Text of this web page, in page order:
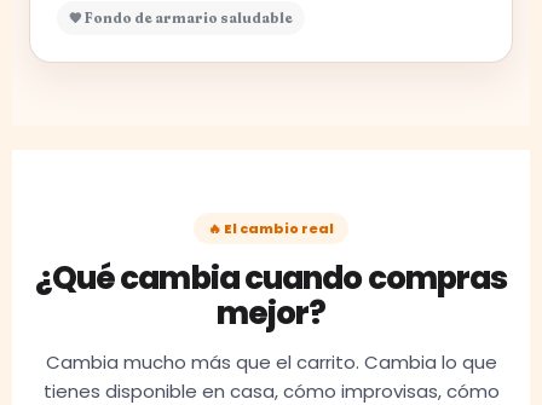
🧡 Fondo de armario saludable
🔥 El cambio real
¿Qué cambia cuando compras
mejor?
Cambia mucho más que el carrito. Cambia lo que
tienes disponible en casa, cómo improvisas, cómo